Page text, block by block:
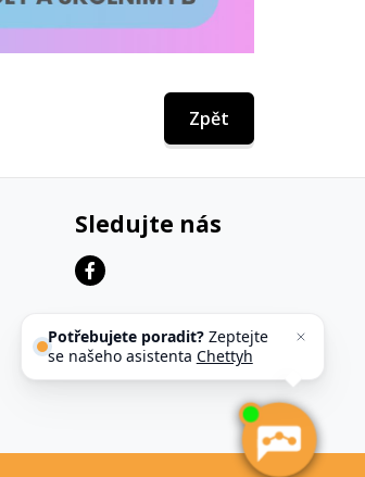
Zpět
Sledujte nás
Potřebujete poradit?Zeptejte
se našeho asistenta Chettyho